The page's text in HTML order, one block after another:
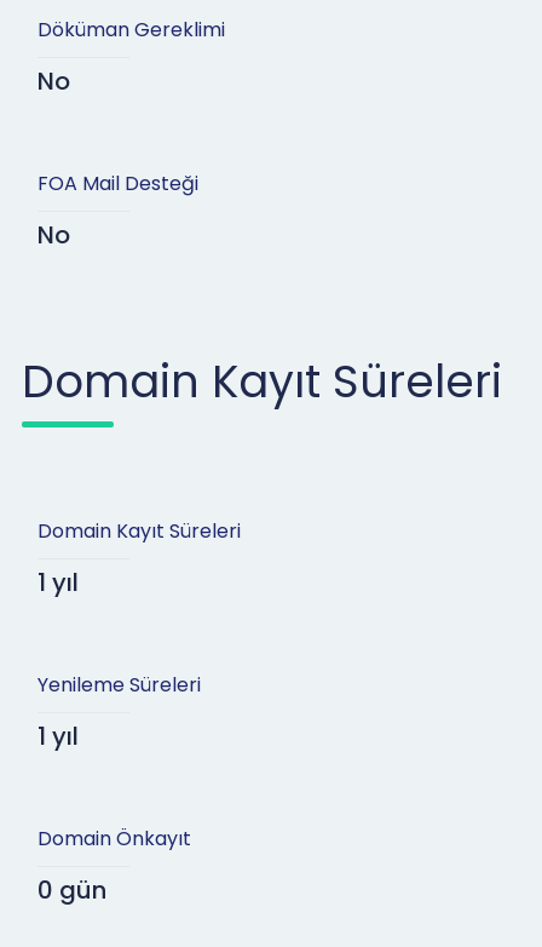
Döküman Gereklimi
No
FOA Mail Desteği
No
Domain Kayıt Süreleri
Domain Kayıt Süreleri
1 yıl
Yenileme Süreleri
1 yıl
Domain Önkayıt
0 gün